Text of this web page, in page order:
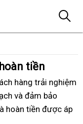
tiền
hàng trải nghiệm
và đảm bảo
hoàn tiền được áp